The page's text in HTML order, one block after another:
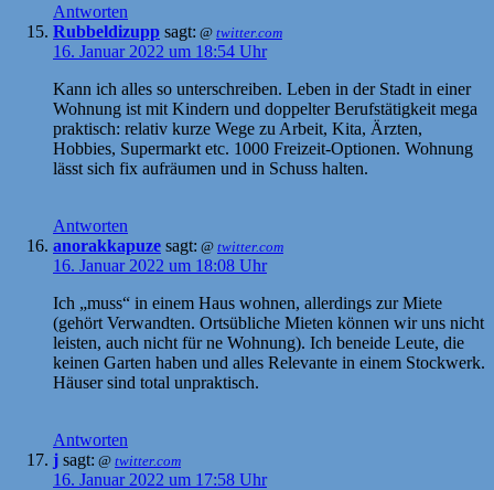
Antworten
Rubbeldizupp sagt: @ twitter.com
16. Januar 2022 um 18:54 Uhr
Kann ich alles so unterschreiben. Leben in der Stadt in einer
Wohnung ist mit Kindern und doppelter Berufstätigkeit mega
praktisch: relativ kurze Wege zu Arbeit, Kita, Ärzten,
Hobbies, Supermarkt etc. 1000 Freizeit-Optionen. Wohnung
lässt sich fix aufräumen und in Schuss halten.
Antworten
anorakkapuze sagt: @ twitter.com
16. Januar 2022 um 18:08 Uhr
Ich „muss“ in einem Haus wohnen, allerdings zur Miete
(gehört Verwandten. Ortsübliche Mieten können wir uns nicht
leisten, auch nicht für ne Wohnung). Ich beneide Leute, die
keinen Garten haben und alles Relevante in einem Stockwerk.
Häuser sind total unpraktisch.
Antworten
j sagt: @ twitter.com
16. Januar 2022 um 17:58 Uhr